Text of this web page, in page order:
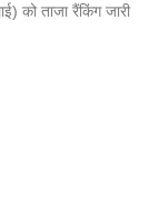
को ताजा रैंकिंग जारी